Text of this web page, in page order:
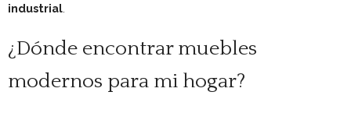
industrial
¿Dónde encontrar muebles
modernos para mi hogar?